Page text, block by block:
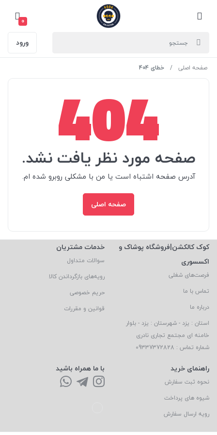
0
ورود
صفحه اصلی خطای 404
404
صفحه مورد نظر یافت نشد.
آدرس صفحه اشتباه است یا من با مشکلی روبرو شده ام.
صفحه اصلی
کوک کالکشن|فروشگاه پوشاک و
اکسسوری
فرصت‌های شغلی
تماس با ما
درباره ما
استان : یزد - شهرستان : یزد - بلوار
خامنه ای مجتمع تجاری نادری
شماره تماس : 09337372828
خدمات مشتریان
سوالات متداول
رویه‌های بازگرداندن کالا
حریم خصوصی
قوانین و مقررات
راهنمای خرید
نحوه ثبت سفارش
شیوه های پرداخت
رویه ارسال سفارش
با ما همراه باشید